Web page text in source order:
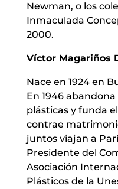
Newman, o los
Inmaculada
2000.
Víctor Magariños
Nace en 1924 en
En 1946
plásticas y funda el
contrae
juntos viajan a
Presidente del
Asociación
Plásticos de la